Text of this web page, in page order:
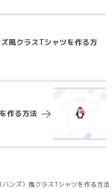
風クラスTシャツを作る方
作る方法
バンズ）風クラスTシャツを作る方法